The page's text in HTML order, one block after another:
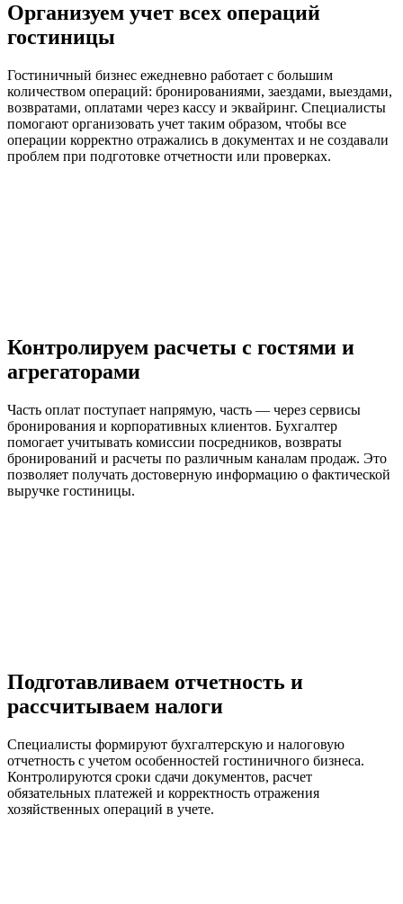
Организуем учет всех операций
гостиницы
Гостиничный бизнес ежедневно работает с большим
количеством операций: бронированиями, заездами, выездами,
возвратами, оплатами через кассу и эквайринг. Специалисты
помогают организовать учет таким образом, чтобы все
операции корректно отражались в документах и не создавали
проблем при подготовке отчетности или проверках.
Контролируем расчеты с гостями и
агрегаторами
Часть оплат поступает напрямую, часть — через сервисы
бронирования и корпоративных клиентов. Бухгалтер
помогает учитывать комиссии посредников, возвраты
бронирований и расчеты по различным каналам продаж. Это
позволяет получать достоверную информацию о фактической
выручке гостиницы.
Подготавливаем отчетность и
рассчитываем налоги
Специалисты формируют бухгалтерскую и налоговую
отчетность с учетом особенностей гостиничного бизнеса.
Контролируются сроки сдачи документов, расчет
обязательных платежей и корректность отражения
хозяйственных операций в учете.